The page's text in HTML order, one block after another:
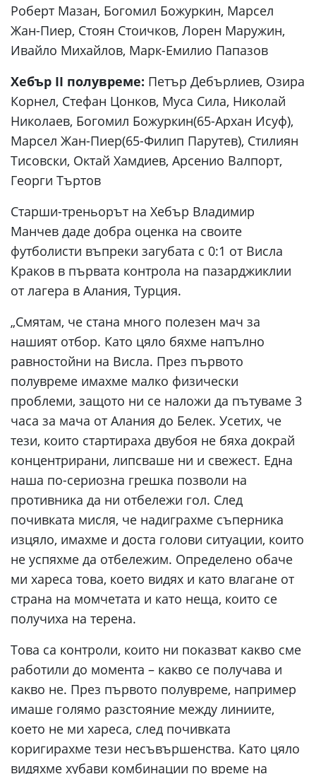
Роберт Мазан, Богомил Божуркин, Марсел
Жан-Пиер, Стоян Стоичков, Лорен Маружин,
Ивайло Михайлов, Марк-Емилио Папазов
Хебър II полувреме: Петър Дебърлиев, Озира
Корнел, Стефан Цонков, Муса Сила, Николай
Николаев, Богомил Божуркин(65-Архан Исуф),
Марсел Жан-Пиер(65-Филип Парутев), Стилиян
Тисовски, Октай Хамдиев, Арсенио Валпорт,
Георги Търтов
Старши-треньорът на Хебър Владимир
Манчев даде добра оценка на своите
футболисти въпреки загубата с 0:1 от Висла
Краков в първата контрола на пазарджиклии
от лагера в Алания, Турция.
„Смятам, че стана много полезен мач за
нашият отбор. Като цяло бяхме напълно
равностойни на Висла. През първото
полувреме имахме малко физически
проблеми, защото ни се наложи да пътуваме 3
часа за мача от Алания до Белек. Усетих, че
тези, които стартираха двубоя не бяха докрай
концентрирани, липсваше ни и свежест. Една
наша по-сериозна грешка позволи на
противника да ни отбележи гол. След
почивката мисля, че надиграхме съперника
изцяло, имахме и доста голови ситуации, които
не успяхме да отбележим. Определено обаче
ми хареса това, което видях и като влагане от
страна на момчетата и като неща, които се
получиха на терена.
Това са контроли, които ни показват какво сме
работили до момента – какво се получава и
какво не. През първото полувреме, например
имаше голямо разстояние между линиите,
което не ми хареса, след почивката
коригирахме тези несъвършенства. Като цяло
видяхме хубави комбинации по време на